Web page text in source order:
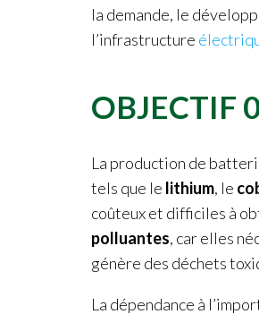
la demande, le
l’infrastructure
OBJECTIF
La production de
tels que le lithium, le
coûteux et difficiles à
polluantes, car elles
génère des déchets
La dépendance à